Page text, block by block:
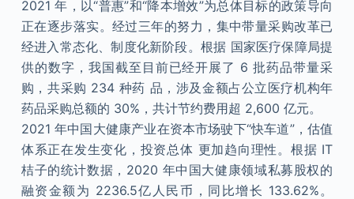
2021 年，以“普惠”和“降本增效”为总体目标的政策导向
正在逐步落实。经过三年的努力，集中带量采购改革已
经进入常态化、制度化新阶段。根据 国家医疗保障局提
供的数字，我国截至目前已经开展了 6 批药品带量采
购，共采购 234 种药 品，涉及金额占公立医疗机构年
药品采购总额的 30%，共计节约费用超 2,600 亿元。
2021 年中国大健康产业在资本市场驶下“快车道”，估值
体系正在发生变化，投资总体 更加趋向理性。根据 IT
桔子的统计数据，2020 年中国大健康领域私募股权的
融资金额为 2236.5亿人民币，同比增长 133.62%。